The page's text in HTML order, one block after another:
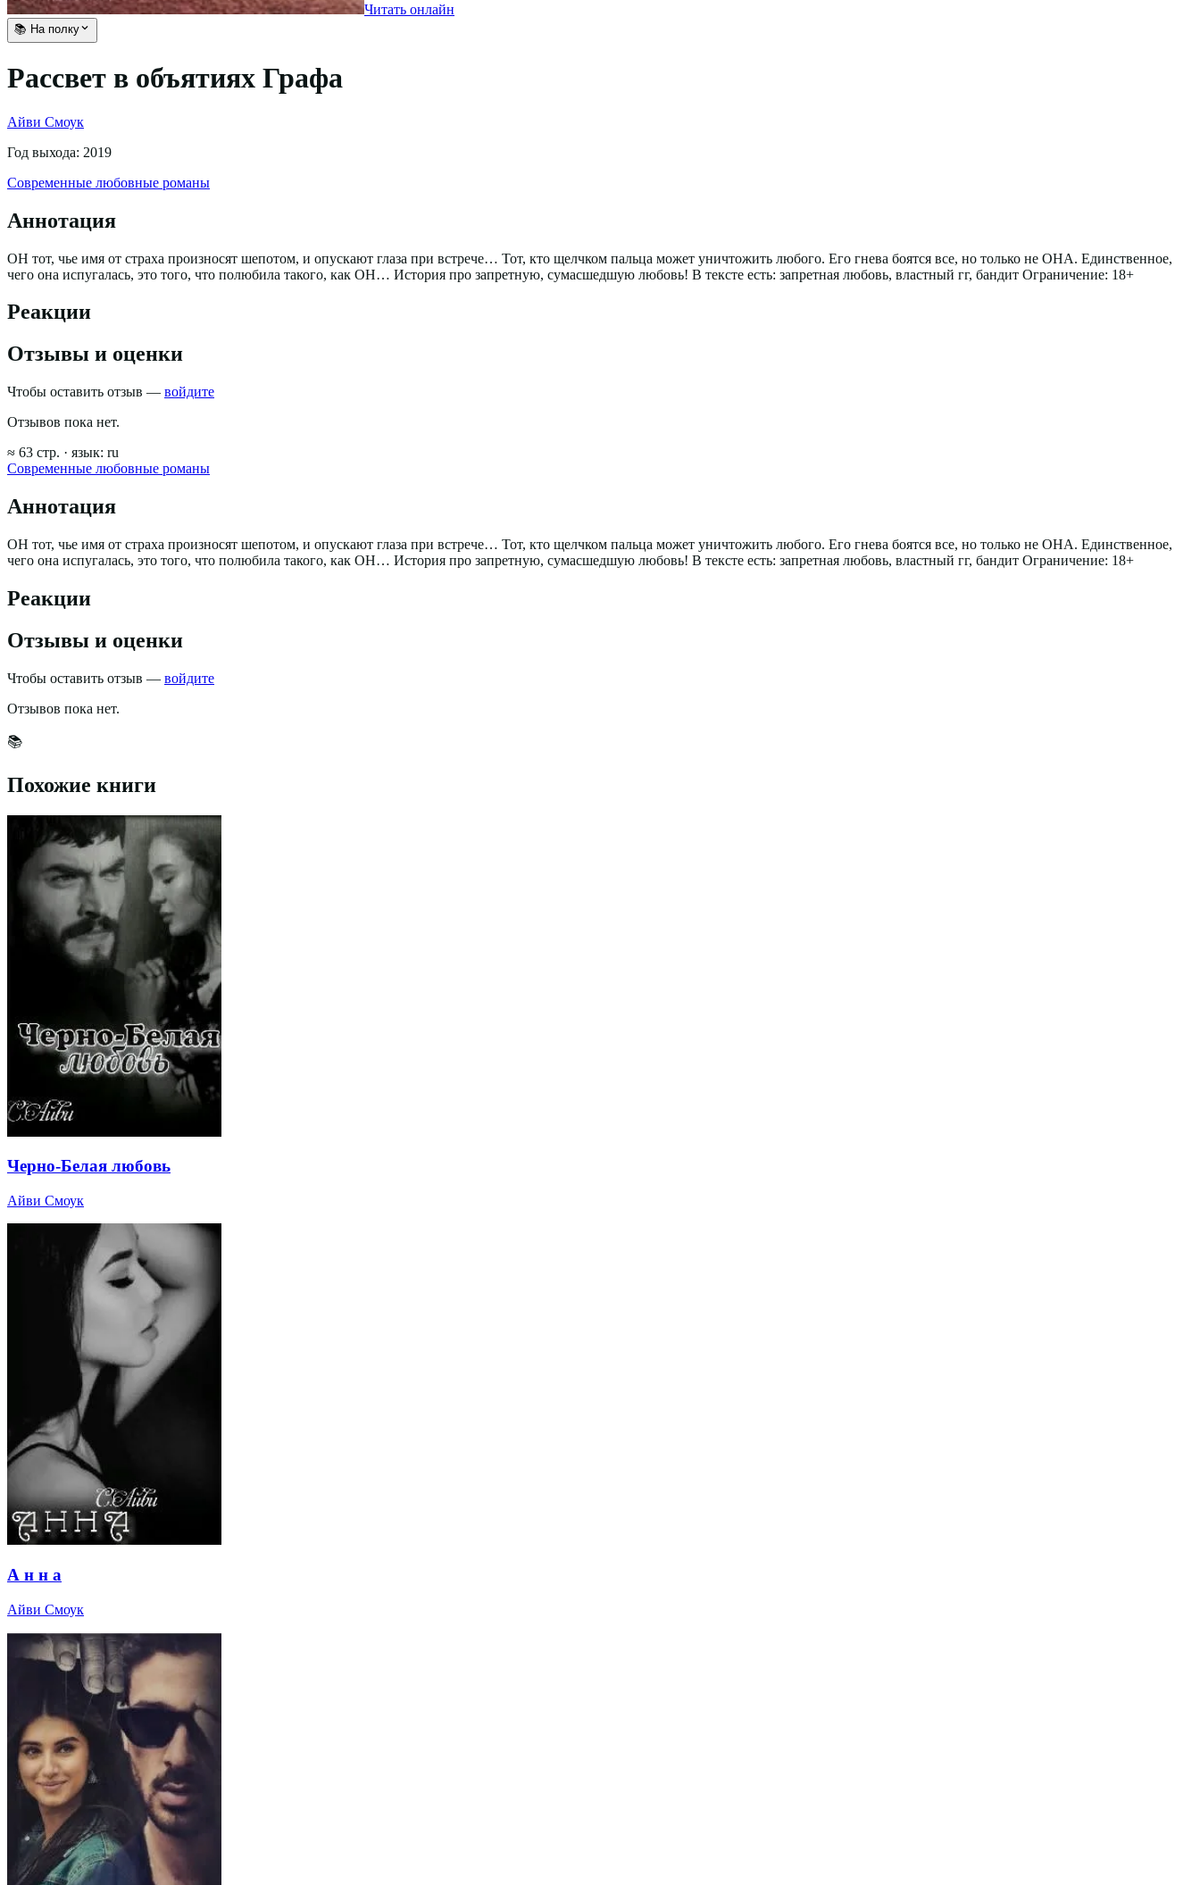
Читать онлайн
📚 На полку
Рассвет в объятиях Графа
Айви Смоук
Год выхода: 2019
Современные любовные романы
Аннотация
ОН тот, чье имя от страха произносят шепотом, и опускают глаза при встрече… Тот, кто щелчком пальца может уничтожить любого. Его гнева боятся все, но только не ОНА. Единственное,
чего она испугалась, это того, что полюбила такого, как ОН… История про запретную, сумасшедшую любовь! В тексте есть: запретная любовь, властный гг, бандит Ограничение: 18+
Реакции
Отзывы и оценки
Чтобы оставить отзыв — войдите
Отзывов пока нет.
≈ 63 стр. · язык: ru
Современные любовные романы
Аннотация
ОН тот, чье имя от страха произносят шепотом, и опускают глаза при встрече… Тот, кто щелчком пальца может уничтожить любого. Его гнева боятся все, но только не ОНА. Единственное,
чего она испугалась, это того, что полюбила такого, как ОН… История про запретную, сумасшедшую любовь! В тексте есть: запретная любовь, властный гг, бандит Ограничение: 18+
Реакции
Отзывы и оценки
Чтобы оставить отзыв — войдите
Отзывов пока нет.
📚
Похожие книги
Черно-Белая любовь
Айви Смоук
А н н а
Айви Смоук